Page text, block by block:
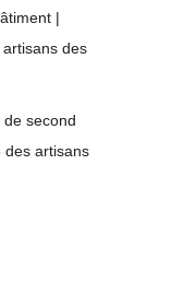
|
des
second
des artisans